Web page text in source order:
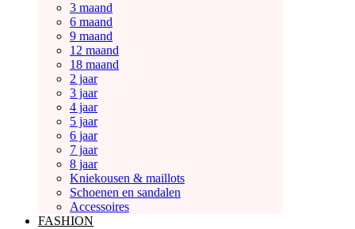
3 maand
6 maand
9 maand
12 maand
18 maand
2 jaar
3 jaar
4 jaar
5 jaar
6 jaar
7 jaar
8 jaar
Kniekousen & maillots
Schoenen en sandalen
Accessoires
FASHION